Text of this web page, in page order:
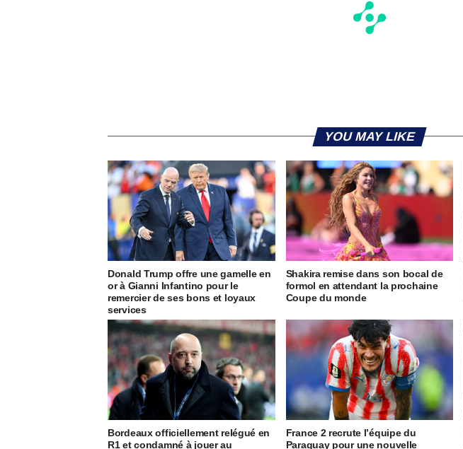
YOU MAY LIKE
Donald Trump offre une gamelle en
or à Gianni Infantino pour le
remercier de ses bons et loyaux
services
Shakira remise dans son bocal de
formol en attendant la prochaine
Coupe du monde
Bordeaux officiellement relégué en
R1 et condamné à jouer au
France 2 recrute l’équipe du
Paraguay pour une nouvelle